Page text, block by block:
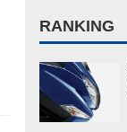
RANKING